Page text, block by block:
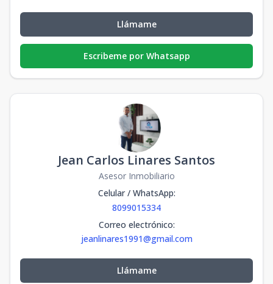
Llámame
Escribeme por Whatsapp
Jean Carlos Linares Santos
Asesor Inmobiliario
Celular / WhatsApp:
8099015334
Correo electrónico:
jeanlinares1991@gmail.com
Llámame